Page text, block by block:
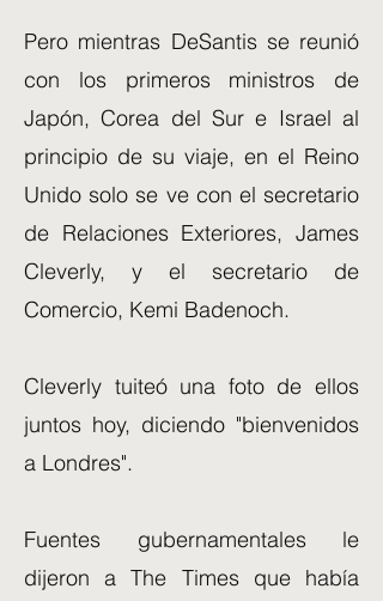
Pero mientras DeSantis se reunió
con los primeros ministros de
Japón, Corea del Sur e Israel al
principio de su viaje, en el Reino
Unido solo se ve con el secretario
de Relaciones Exteriores, James
Cleverly, y el secretario de
Comercio, Kemi Badenoch.
Cleverly tuiteó una foto de ellos
juntos hoy, diciendo "bienvenidos
a Londres".
Fuentes gubernamentales le
dijeron a The Times que había